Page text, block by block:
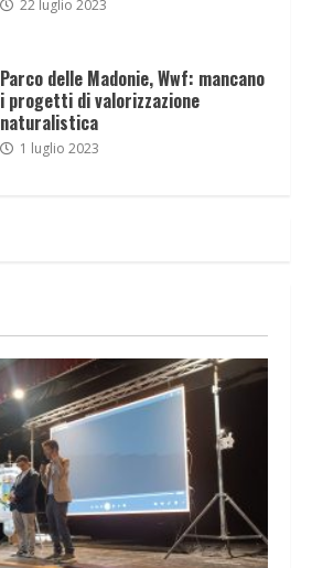
22 luglio 2023
Parco delle Madonie, Wwf: mancano
i progetti di valorizzazione
naturalistica
1 luglio 2023